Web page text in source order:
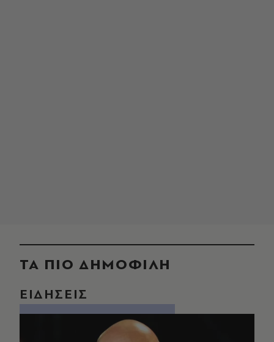
ΤΑ ΠΙΟ ΔΗΜΟΦΙΛΗ
ΕΙΔΗΣΕΙΣ